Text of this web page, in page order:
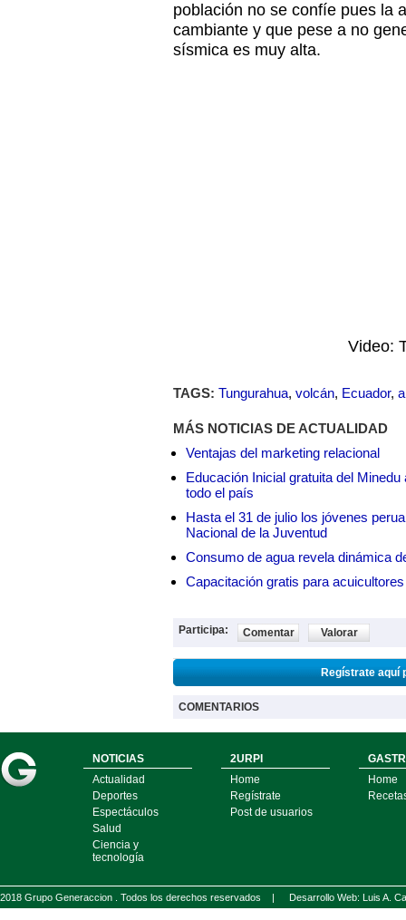
población no se confíe pues la
cambiante y que pese a no
sísmica es muy alta.
Video:
TAGS: Tungurahua, volcán, Ecuador,
MÁS NOTICIAS DE ACTUALIDAD
Ventajas del marketing relacional
Educación Inicial gratuita del
todo el país
Hasta el 31 de julio los jóvenes
Nacional de la Juventud
Consumo de agua revela dinámica
Capacitación gratis para
Participa: Comentar Valorar
Regístrate aquí
COMENTARIOS
NOTICIAS
Actualidad
Deportes
Espectáculos
Salud
Ciencia y
tecnología
2URPI
Home
Regístrate
Post de usuarios
Home
2018 Grupo Generaccion . Todos los derechos reservados | Desarrollo Web: Luis